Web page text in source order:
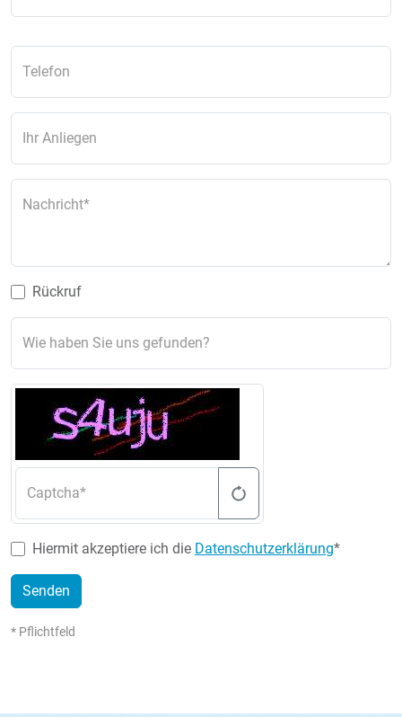
Telefon
Ihr Anliegen
Nachricht
Rückruf
Wie haben Sie uns gefunden?
Captcha
Hiermit akzeptiere ich die Datenschutzerklärung*
Senden
* Pflichtfeld